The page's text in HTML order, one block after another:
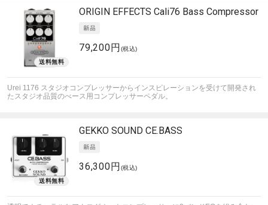
ORIGIN EFFECTS Cali76 Bass Compressor
79,200円 (税込)
Urei 1176 スタジオコンプレッサーからインスピレーションを受けて開発され
たスタジオ品質のべース用コンプレッサーペダル。
GEKKO SOUND CE.BASS
36,300円 (税込)